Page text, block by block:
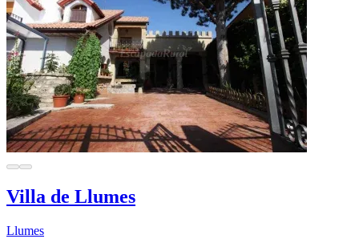
Villa de Llumes
Llumes